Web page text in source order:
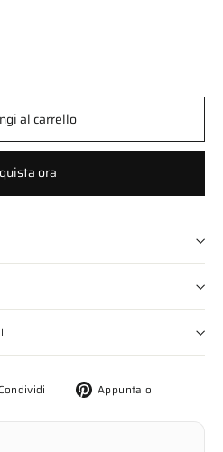
al carrello
ora
Condividi
Twitta
X
Appuntalo
pin